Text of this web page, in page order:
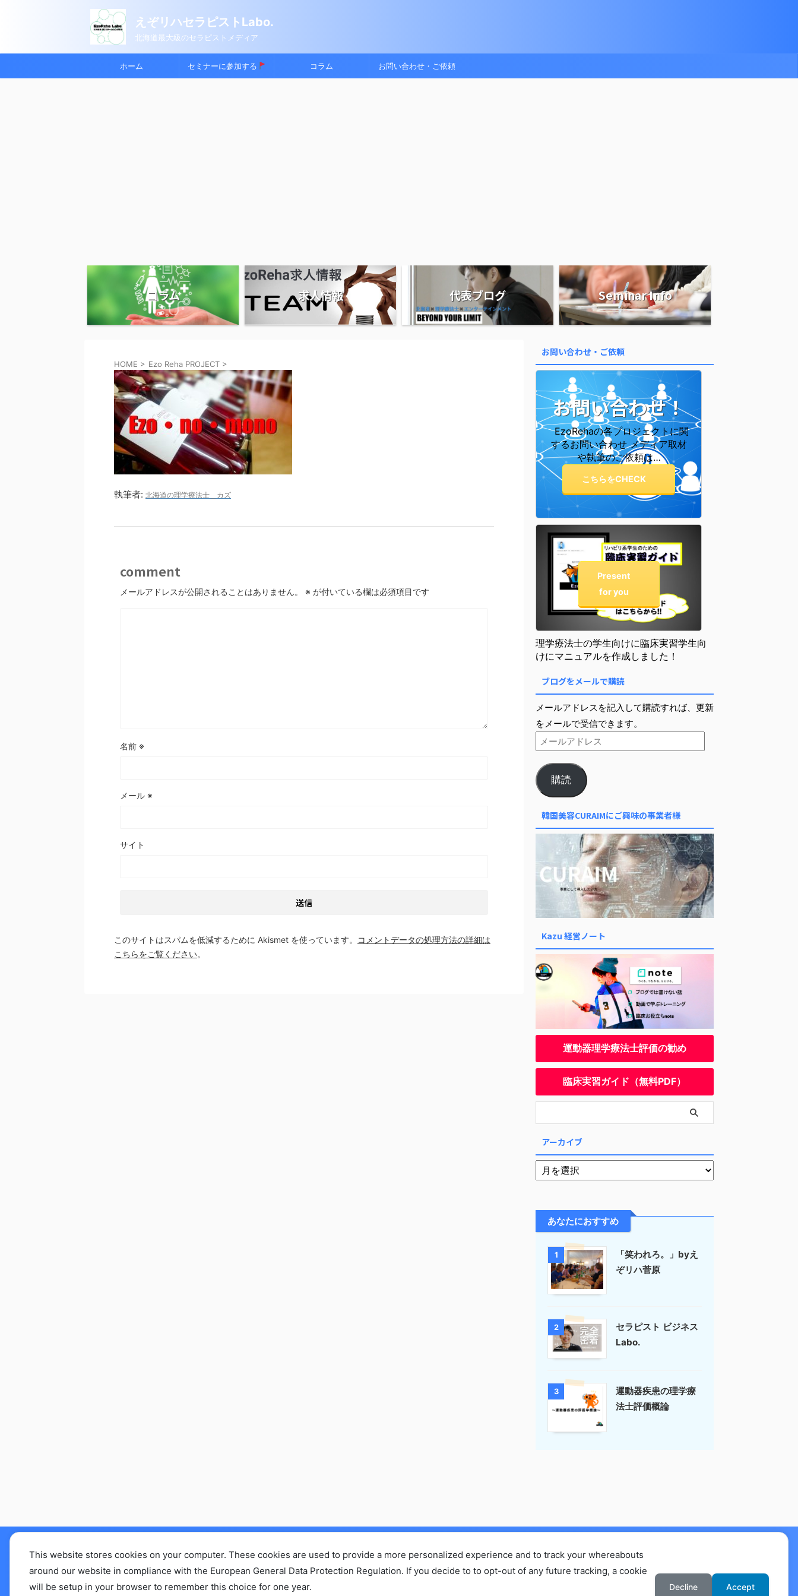
えぞリハセラピストLabo.
北海道最大級のセラピストメディア
ホーム セミナーに参加する コラム お問い合わせ・ご依頼
コラム 求人情報 代表ブログ Seminar Info
HOME > Ezo Reha PROJECT >
執筆者: 北海道の理学療法士＿カズ
comment
メールアドレスが公開されることはありません。 ※ が付いている欄は必須項目です
名前 ※
メール ※
サイト
このサイトはスパムを低減するために Akismet を使っています。
コメントデータの処理方法の詳細は
こちらをご覧ください。
お問い合わせ・ご依頼
お問い合わせ！
EzoRehaの各プロジェクトに関
するお問い合わせ メディア取材
や執筆のご依頼は…
こちらをCHECK
Present
for you
理学療法士の学生向けに臨床実習学生向
けにマニュアルを作成しました！
ブログをメールで購読
メールアドレスを記入して購読すれば、更新
をメールで受信できます。
購読
韓国美容CURAIMにご興味の事業者様
Kazu 経営ノート
運動器理学療法士評価の勧め
臨床実習ガイド（無料PDF）
アーカイブ
あなたにおすすめ
1
「笑われろ。」byえ
ぞリハ菅原
2
セラピスト ビジネス
Labo.
3
運動器疾患の理学療
法士評価概論
プライバシーポリシー 会社概要
えぞリハセラピストL
abo.
This website stores cookies on your computer. These cookies are used to provide a more personalized experience and to track your whereabouts
around our website in compliance with the European General Data Protection Regulation. If you decide to to opt-out of any future tracking, a cookie
will be setup in your browser to remember this choice for one year.
Decline Accept